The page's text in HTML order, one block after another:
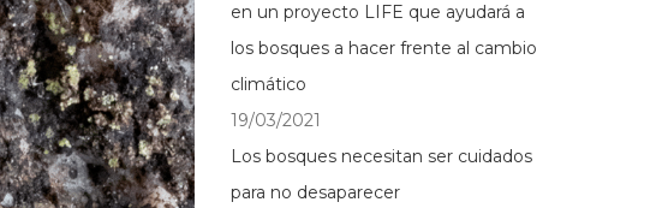
en un proyecto LIFE que ayudará a
los bosques a hacer frente al cambio
climático
19/03/2021
Los bosques necesitan ser cuidados
para no desaparecer